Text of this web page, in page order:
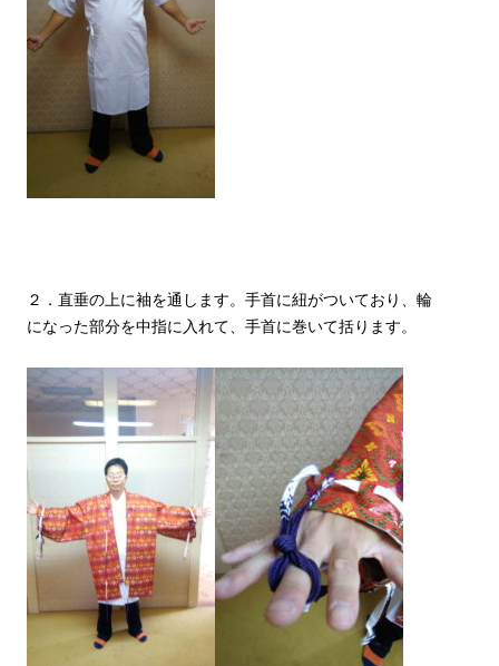
２．直垂の上に袖を通します。手首に紐がついており、輪
になった部分を中指に入れて、手首に巻いて括ります。